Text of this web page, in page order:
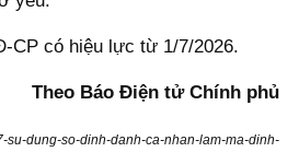
CP có hiệu lực từ 1/7/2026.
Theo Báo Điện tử Chính phủ
su-dung-so-dinh-danh-ca-nhan-lam-ma-dinh-